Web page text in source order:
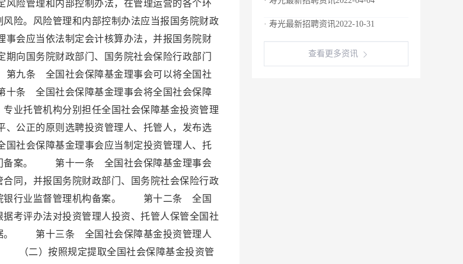
险管理和内部控制办法，在管理运营的各个环
险。风险管理和内部控制办法应当报国务院财政
会应当依法制定会计核算办法，并报国务院财
国务院财政部门、国务院社会保险行政部门
九条 全国社会保障基金理事会可以将全国社
条 全国社会保障基金理事会将全国社会保障
业托管机构分别担任全国社会保障基金投资管理
公正的原则选聘投资管理人、托管人，发布选
社会保障基金理事会应当制定投资管理人、托
门备案。 第十一条 全国社会保障基金理事会
同，并报国务院财政部门、国务院社会保险行政
院银行业监督管理机构备案。 第十二条 全国
考评办法对投资管理人投资、托管人保管全国社
据。 第十三条 全国社会保障基金投资管理人
二）按照规定提取全国社会保障基金投资管
· 寿光最新招聘资讯2022-10-31
查看更多资讯